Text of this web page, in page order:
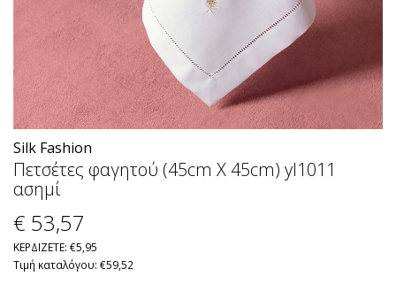
Silk Fashion
Πετσέτες φαγητού (45cm X 45cm) yl1011
ασημί
€ 53,57
ΚΕΡΔΙΖΕΤΕ: €5,95
Τιμή καταλόγου: €59,52